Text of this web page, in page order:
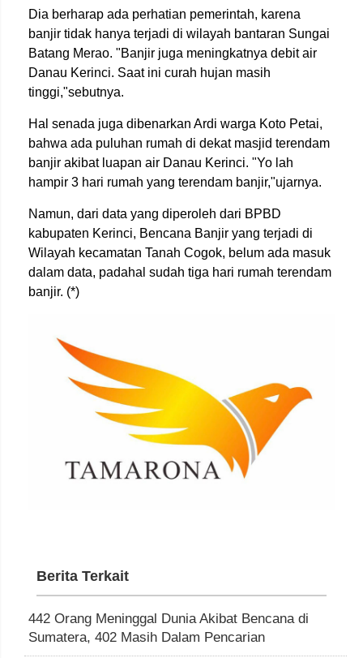
Dia berharap ada perhatian pemerintah, karena
banjir tidak hanya terjadi di wilayah bantaran Sungai
Batang Merao. "Banjir juga meningkatnya debit air
Danau Kerinci. Saat ini curah hujan masih
tinggi,"sebutnya.
Hal senada juga dibenarkan Ardi warga Koto Petai,
bahwa ada puluhan rumah di dekat masjid terendam
banjir akibat luapan air Danau Kerinci. "Yo lah
hampir 3 hari rumah yang terendam banjir,"ujarnya.
Namun, dari data yang diperoleh dari BPBD
kabupaten Kerinci, Bencana Banjir yang terjadi di
Wilayah kecamatan Tanah Cogok, belum ada masuk
dalam data, padahal sudah tiga hari rumah terendam
banjir. (*)
Berita Terkait
442 Orang Meninggal Dunia Akibat Bencana di
Sumatera, 402 Masih Dalam Pencarian